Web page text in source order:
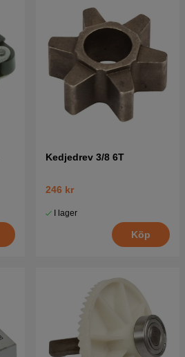
Kedjedrev 3/8 6T
246 kr
I lager
Köp